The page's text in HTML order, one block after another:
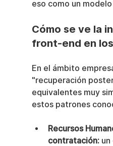
eso como un modelo
Cómo se ve la
front-end en
En el ámbito
"recuperación
equivalentes muy
estos patrones
Recursos
contratación: un